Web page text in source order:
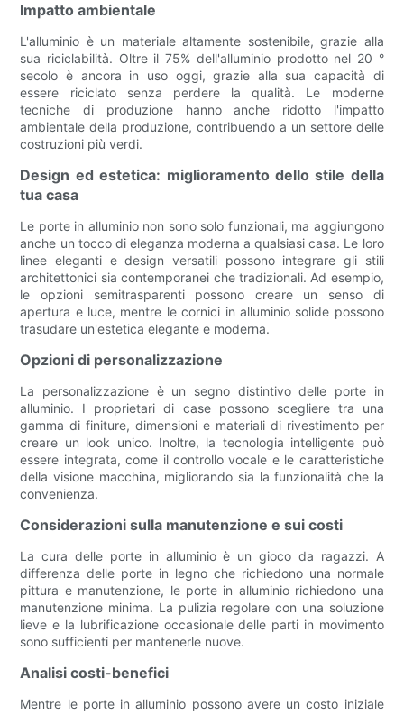
Impatto ambientale
L'alluminio è un materiale altamente sostenibile, grazie alla
sua riciclabilità. Oltre il 75% dell'alluminio prodotto nel 20 °
secolo è ancora in uso oggi, grazie alla sua capacità di
essere riciclato senza perdere la qualità. Le moderne
tecniche di produzione hanno anche ridotto l'impatto
ambientale della produzione, contribuendo a un settore delle
costruzioni più verdi.
Design ed estetica: miglioramento dello stile della
tua casa
Le porte in alluminio non sono solo funzionali, ma aggiungono
anche un tocco di eleganza moderna a qualsiasi casa. Le loro
linee eleganti e design versatili possono integrare gli stili
architettonici sia contemporanei che tradizionali. Ad esempio,
le opzioni semitrasparenti possono creare un senso di
apertura e luce, mentre le cornici in alluminio solide possono
trasudare un'estetica elegante e moderna.
Opzioni di personalizzazione
La personalizzazione è un segno distintivo delle porte in
alluminio. I proprietari di case possono scegliere tra una
gamma di finiture, dimensioni e materiali di rivestimento per
creare un look unico. Inoltre, la tecnologia intelligente può
essere integrata, come il controllo vocale e le caratteristiche
della visione macchina, migliorando sia la funzionalità che la
convenienza.
Considerazioni sulla manutenzione e sui costi
La cura delle porte in alluminio è un gioco da ragazzi. A
differenza delle porte in legno che richiedono una normale
pittura e manutenzione, le porte in alluminio richiedono una
manutenzione minima. La pulizia regolare con una soluzione
lieve e la lubrificazione occasionale delle parti in movimento
sono sufficienti per mantenerle nuove.
Analisi costi-benefici
Mentre le porte in alluminio possono avere un costo iniziale